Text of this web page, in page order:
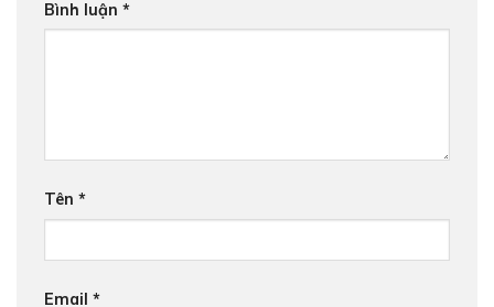
Bình luận *
Tên *
Email *